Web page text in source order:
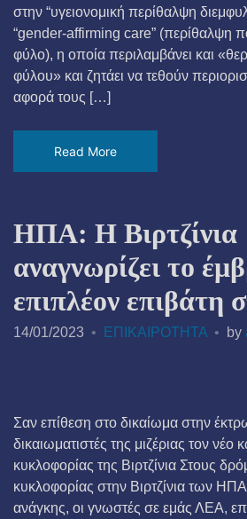
στην “υγειονομική περίθαλψη
“gender-affirming care” (περίθαλψη
φύλο), η οποία περιλαμβάνει και
φύλου» και ζητάει να τεθούν
αφορά τους […]
Read More
ΗΠΑ: Η Βιρτζίνια
αναγνωρίζει το
επιπλέον επιβάτη
14/01/2023 ΕΠΙΚΑΙΡΟΤΗΤΑ by
Σαν επίθεση στο δικαίωμα στην
δικαιωματιστές της μιζέριας τον νέο
κυκλοφορίας της Βιρτζίνια Στους
κυκλοφορίας στην Βιρτζίνια των
ανάγκης, οι γνωστές σε εμάς ΛΕΑ,